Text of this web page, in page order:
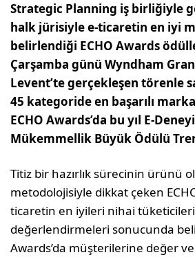
Strategic Planning iş birliğiyle
halk jürisiyle e-ticaretin en iyi
belirlendiği ECHO Awards
Çarşamba günü Wyndham
Levent’te gerçekleşen törenle
45 kategoride en başarılı
ECHO Awards’da bu yıl E-
Mükemmellik Büyük Ödülü
Titiz bir hazırlık sürecinin ürünü
metodolojisiyle dikkat çeken
ticaretin en iyileri nihai
değerlendirmeleri sonucunda
Awards’da müşterilerine değer